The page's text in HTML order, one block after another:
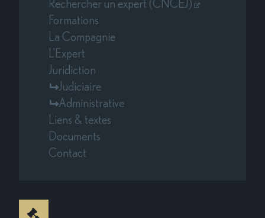
Rechercher un expert (CNCEJ)
Formations
La Compagnie
L'Expert
Juridiction
Judiciaire
Administrative
Liens & textes
Documents
Contact